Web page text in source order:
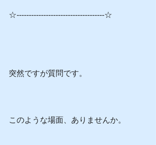
☆------------------------------------☆
突然ですが質問です。
このような場面、ありませんか。